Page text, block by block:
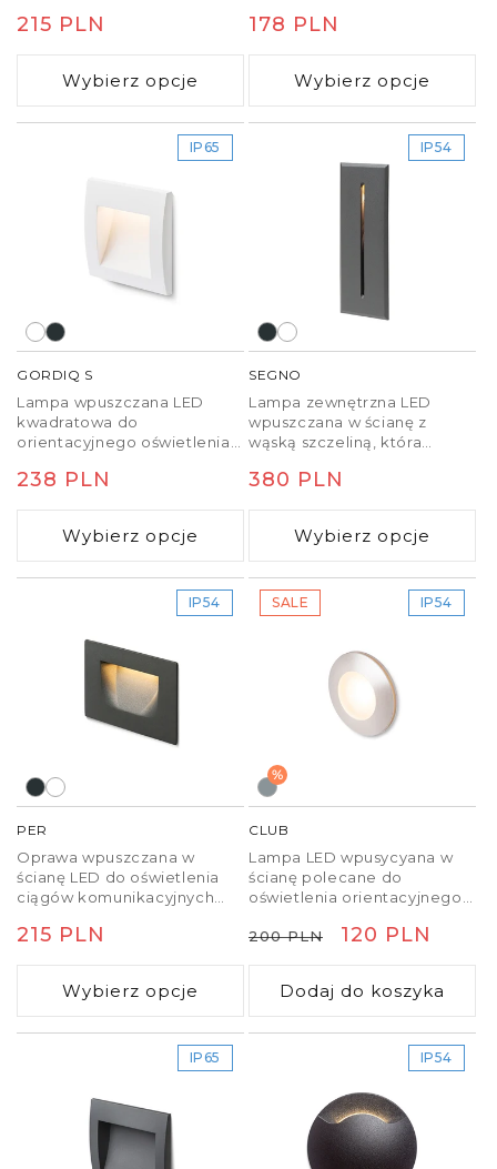
montażu na ścianie.
Cena
regularna
215 PLN
Wybierz opcje
Cena
regularna
178 PLN
Wybierz opcje
IP65
GORDIQ S
Lampa wpuszczana LED
kwadratowa do
orientacyjnego oświetlenia
tarasów.
Cena
regularna
238 PLN
Wybierz opcje
IP54
SEGNO
Lampa zewnętrzna LED
wpuszczana w ścianę z
wąską szczeliną, która
światło.
Cena
regularna
380 PLN
Wybierz opcje
IP54
PER
Oprawa wpuszczana w
ścianę LED do oświetlenia
ciągów komunikacyjnych
wewnętrznego i
Cena
regularna
215 PLN
Wybierz opcje
SALE IP54
%
CLUB
Lampa LED wpusycyana w
ścianę polecane do
oświetlenia orientacyjnego
Cena
regularna
200 PLN
Cena
promocyjna
120 PLN
Dodaj do koszyka
IP65 IP54